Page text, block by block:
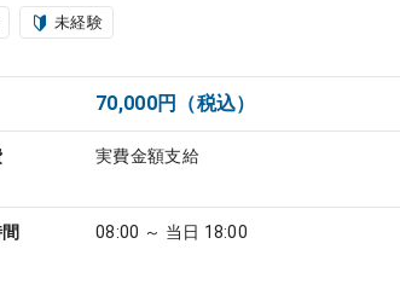
未経験
70,000円（税込）
実費金額支給
08:00 ～ 当日 18:00